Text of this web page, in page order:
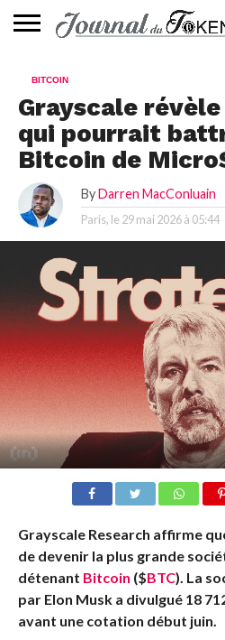
📰
EVALUATION
GUIDE
TENDANCES
À
CONTACTEZ-
BITCOIN
Grayscale révèle
qui pourrait
Bitcoin de
By Darren MacConluain
Paris, le 29 mai 2026 à 05:44
Grayscale Research affirme
de devenir la plus grande
détenant Bitcoin ($BTC). La
par Elon Musk a divulgué 18
avant une cotation début juin.